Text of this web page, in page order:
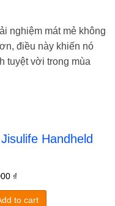
nghiệm mát mẻ không
điều này khiến nó
tuyệt vời trong mùa
Handheld
₫
to cart